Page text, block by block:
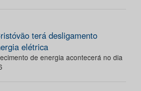
terá desligamento
elétrica
de energia acontecerá no dia